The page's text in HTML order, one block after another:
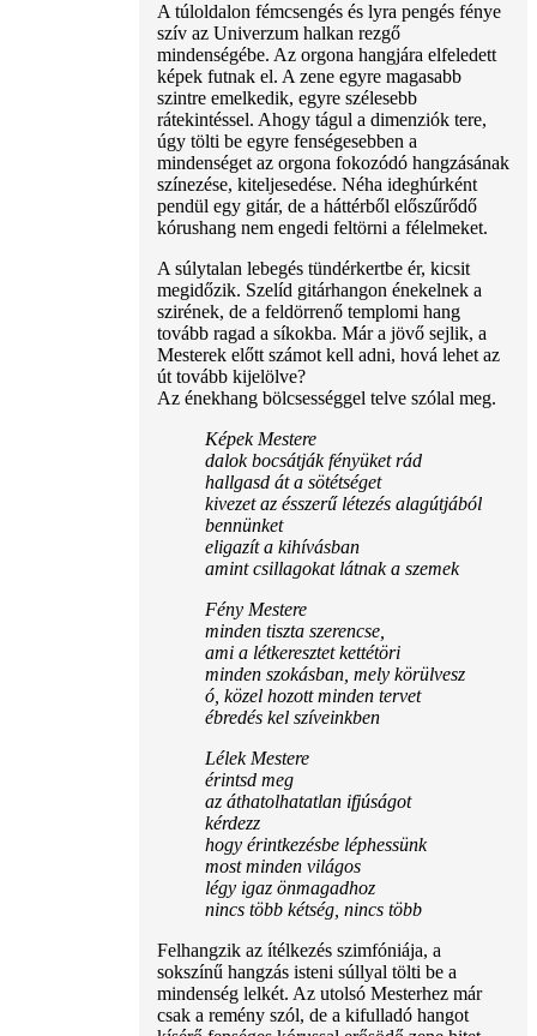
A túloldalon fémcsengés és lyra pengés fénye
szív az Univerzum halkan rezgő
mindenségébe. Az orgona hangjára elfeledett
képek futnak el. A zene egyre magasabb
szintre emelkedik, egyre szélesebb
rátekintéssel. Ahogy tágul a dimenziók tere,
úgy tölti be egyre fenségesebben a
mindenséget az orgona fokozódó hangzásának
színezése, kiteljesedése. Néha ideghúrként
pendül egy gitár, de a háttérből előszűrődő
kórushang nem engedi feltörni a félelmeket.
A súlytalan lebegés tündérkertbe ér, kicsit
megidőzik. Szelíd gitárhangon énekelnek a
szirének, de a feldörrenő templomi hang
tovább ragad a síkokba. Már a jövő sejlik, a
Mesterek előtt számot kell adni, hová lehet az
út tovább kijelölve?
Az énekhang bölcsességgel telve szólal meg.
Képek Mestere
dalok bocsátják fényüket rád
hallgasd át a sötétséget
kivezet az ésszerű létezés alagútjából
bennünket
eligazít a kihívásban
amint csillagokat látnak a szemek
Fény Mestere
minden tiszta szerencse,
ami a létkeresztet kettétöri
minden szokásban, mely körülvesz
ó, közel hozott minden tervet
ébredés kel szíveinkben
Lélek Mestere
érintsd meg
az áthatolhatatlan ifjúságot
kérdezz
hogy érintkezésbe léphessünk
most minden világos
légy igaz önmagadhoz
nincs több kétség, nincs több
Felhangzik az ítélkezés szimfóniája, a
sokszínű hangzás isteni súllyal tölti be a
mindenség lelkét. Az utolsó Mesterhez már
csak a remény szól, de a kifulladó hangot